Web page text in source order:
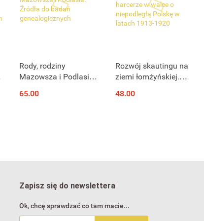
Produkt niedostępny
Rody, rodziny
Mazowsza i Podlasia.
genealogicznych
65.00
Produkt niedostępny
Rozwój skautingu na
ziemi łomżyńskiej.
walce o niepodległą
48.00
Zapisz się do newslettera
Ok, chcę sprawdzać co tam macie...